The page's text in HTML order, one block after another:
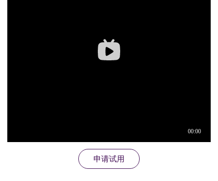
申请试用